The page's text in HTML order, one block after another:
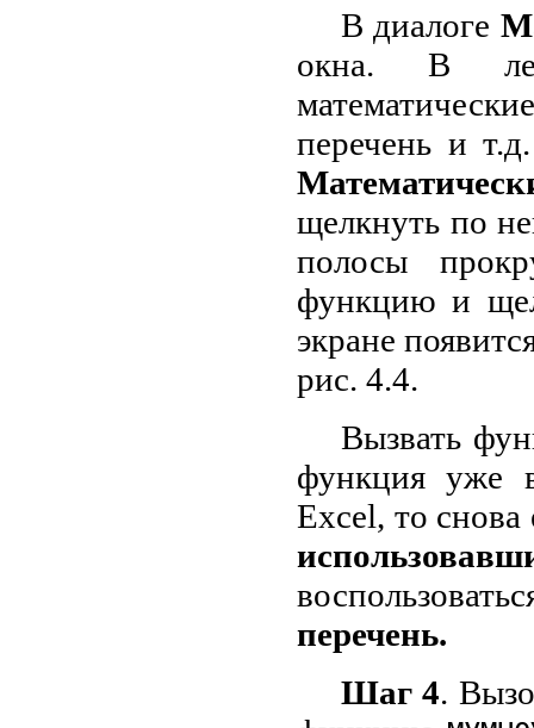
В диалоге
окна. В
перечень и
щелкнуть по
полосы
функцию и
экране
рис. 4.4.
Вызвать
функция уже
Excel, то
перечень.
Шаг 4.